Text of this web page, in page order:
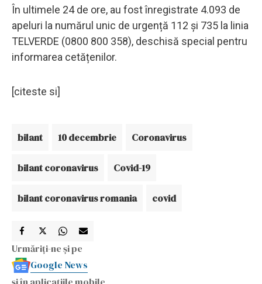
În ultimele 24 de ore, au fost înregistrate 4.093 de
apeluri la numărul unic de urgență 112 și 735 la linia
TELVERDE (0800 800 358), deschisă special pentru
informarea cetățenilor.
[citeste si]
bilant 10 decembrie Coronavirus
bilant coronavirus Covid-19
bilant coronavirus romania covid
Urmăriți-ne și pe
Google News
și în aplicațiile mobile